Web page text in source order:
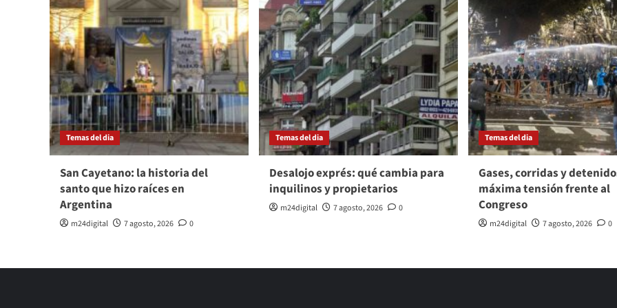
Temas del dia
San Cayetano: la historia del
santo que hizo raíces en
Argentina
m24digital 7 agosto, 2026 0
Temas del dia
Desalojo exprés: qué cambia para
inquilinos y propietarios
m24digital 7 agosto, 2026 0
Temas del dia
Gases, corridas y
máxima tensión frente al
Congreso
m24digital 7 agosto, 2026 0